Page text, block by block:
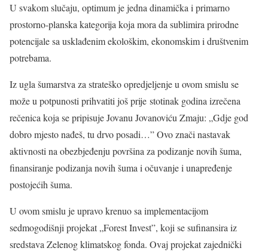
U svakom slučaju, optimum je jedna dinamička i primarno
prostorno-planska kategorija koja mora da sublimira prirodne
potencijale sa usklađenim ekološkim, ekonomskim i društvenim
potrebama.
Iz ugla šumarstva za strateško opredjeljenje u ovom smislu se
može u potpunosti prihvatiti još prije stotinak godina izrečena
rečenica koja se pripisuje Jovanu Jovanoviću Zmaju: „Gdje god
dobro mjesto nađeš, tu drvo posadi…” Ovo znači nastavak
aktivnosti na obezbjeđenju površina za podizanje novih šuma,
finansiranje podizanja novih šuma i očuvanje i unapređenje
postojećih šuma.
U ovom smislu je upravo krenuo sa implementacijom
sedmogodišnji projekat „Forest Invest”, koji se sufinansira iz
sredstava Zelenog klimatskog fonda. Ovaj projekat zajednički